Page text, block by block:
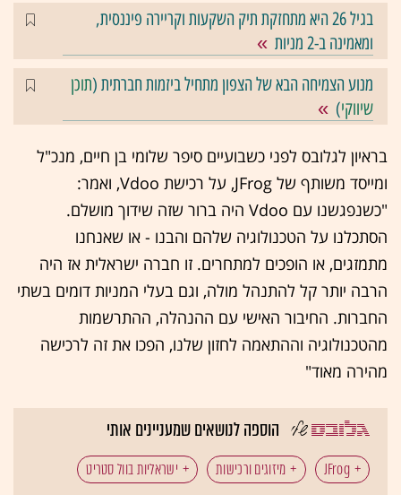
בגיל 26 היא מתחזקת תיק השקעות וקריירה פיננסית,
ומאמינה ב-2 מניות
מנוע הצמיחה הבא של הצפון מתחיל ביזמות חברתית (תוכן
שיווקי)
בראיון לגלובס לפני כשבועיים סיפר שלומי בן חיים, מנכ"ל
ומייסד משותף של JFrog, על רכישת Vdoo, ואמר:
"כשנפגשנו עם Vdoo היה ברור שזה שידוך מושלם.
הסתכלנו על הטכנולוגיה שלהם והבנו - או שאנחנו
מתמזגים, או הופכים למתחרים. זו חברה ישראלית אז היה
הרבה יותר קל להתנהל מולה, וגם בעלי המניות דומים בשתי
החברות. החיבור האישי עם ההנהלה, ההתרשמות
מהטכנולוגיה וההתאמה לחזון שלנו, הפכו את זה לרכישה
מהירה מאוד"
הוספה לנושאים שמעניינים אותי
JFrog מיזוגים ורכישות
ישראליות בוול סטריט